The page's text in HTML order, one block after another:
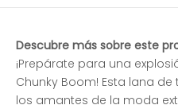
Descubre más sobre este
¡Prepárate para una
Chunky Boom! Esta lana
los amantes de la moda